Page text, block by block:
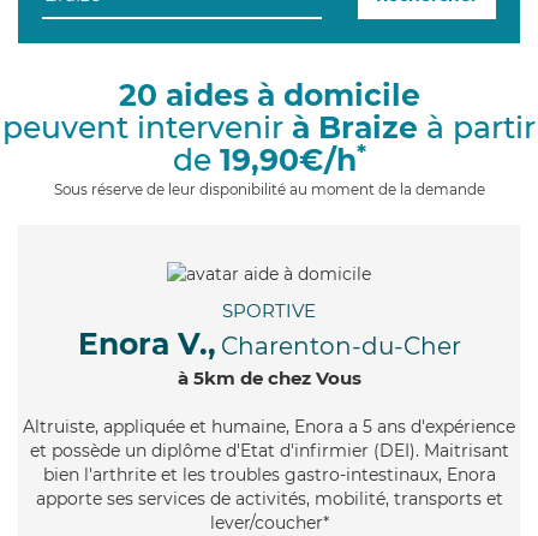
g
i
20 aides à domicile
peuvent intervenir à Braize à partir
de 19,90€/h*
Sous réserve de leur disponibilité au moment de la demande
SPORTIVE
Enora V., Charenton-du-Cher
à 5km de chez Vous
Altruiste, appliquée et humaine, Enora a 5 ans d'expérience
et possède un diplôme d'Etat d'infirmier (DEI). Maitrisant
bien l'arthrite et les troubles gastro-intestinaux, Enora
apporte ses services de activités, mobilité, transports et
lever/coucher*